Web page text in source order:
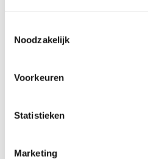
Noodzakelijk
Voorkeuren
Statistieken
Marketing
Nog 1 op voorraad